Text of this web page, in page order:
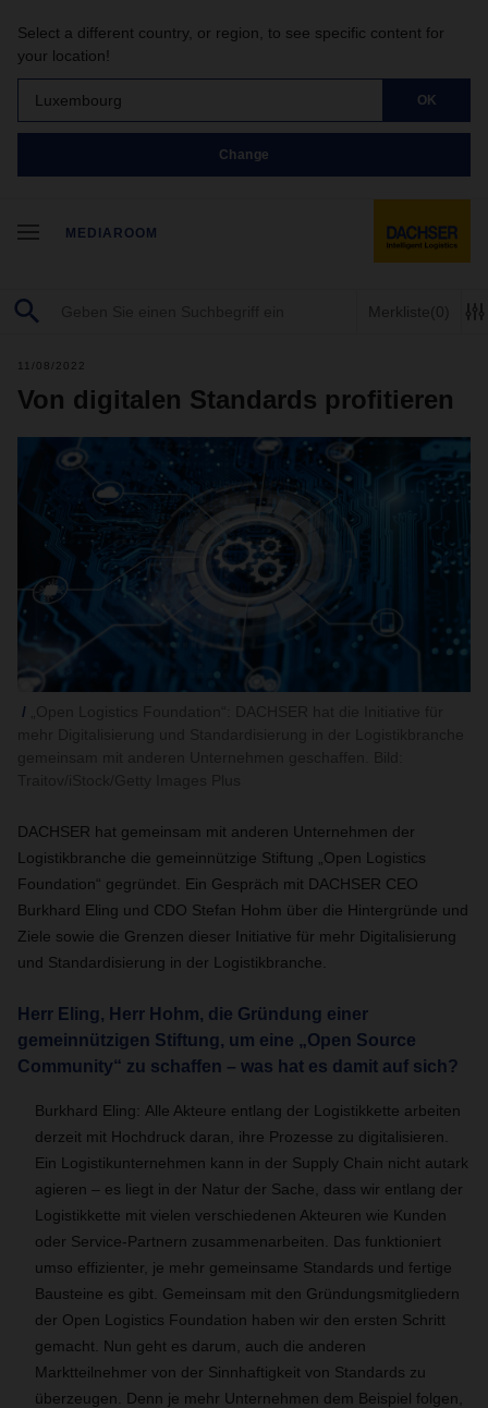
Select a different country, or region, to see specific content for
your location!
Luxembourg OK
Change
MEDIAROOM
Merkliste(0)
11/08/2022
Von digitalen Standards profitieren
DACHSER hat gemeinsam mit anderen Unternehmen der
Logistikbranche die gemeinnützige Stiftung „Open Logistics
Foundation“ gegründet. Ein Gespräch mit DACHSER CEO
Burkhard Eling und CDO Stefan Hohm über die Hintergründe und
Ziele sowie die Grenzen dieser Initiative für mehr Digitalisierung
und Standardisierung in der Logistikbranche.
Herr Eling, Herr Hohm, die Gründung einer
gemeinnützigen Stiftung, um eine „Open Source
Community“ zu schaffen – was hat es damit auf sich?
Burkhard Eling: Alle Akteure entlang der Logistikkette arbeiten
derzeit mit Hochdruck daran, ihre Prozesse zu digitalisieren.
Ein Logistikunternehmen kann in der Supply Chain nicht autark
agieren – es liegt in der Natur der Sache, dass wir entlang der
Logistikkette mit vielen verschiedenen Akteuren wie Kunden
oder Service-Partnern zusammenarbeiten. Das funktioniert
umso effizienter, je mehr gemeinsame Standards und fertige
Bausteine es gibt. Gemeinsam mit den Gründungsmitgliedern
der Open Logistics Foundation haben wir den ersten Schritt
gemacht. Nun geht es darum, auch die anderen
Marktteilnehmer von der Sinnhaftigkeit von Standards zu
überzeugen. Denn je mehr Unternehmen dem Beispiel folgen,